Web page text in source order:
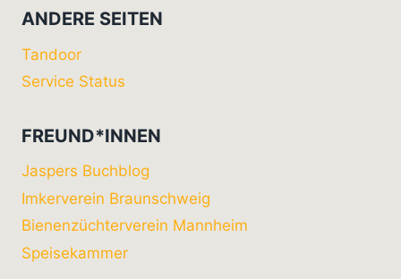
ANDERE SEITEN
Tandoor
Service Status
FREUND*INNEN
Jaspers Buchblog
Imkerverein Braunschweig
Bienenzüchterverein Mannheim
Speisekammer